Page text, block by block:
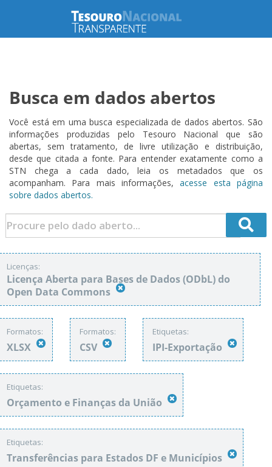
Busca em dados abertos
Você está em uma busca especializada de dados abertos. São
informações produzidas pelo Tesouro Nacional que são
abertas, sem tratamento, de livre utilização e distribuição,
desde que citada a fonte. Para entender exatamente como a
STN chega a cada dado, leia os metadados que os
acompanham. Para mais informações,acesse esta página
sobre dados abertos.
Licenças:
Licença Aberta para Bases de Dados (ODbL) do
Open Data Commons
Formatos:
XLSX
Formatos:
CSV
Etiquetas:
IPI-Exportação
Etiquetas:
Orçamento e Finanças da União
Etiquetas:
Transferências para Estados DF e Municípios